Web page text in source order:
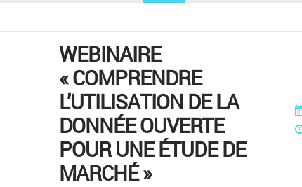
WEBINAIRE
« COMPRENDRE
L’UTILISATION DE LA
DONNÉE OUVERTE
POUR UNE ÉTUDE DE
MARCHÉ »